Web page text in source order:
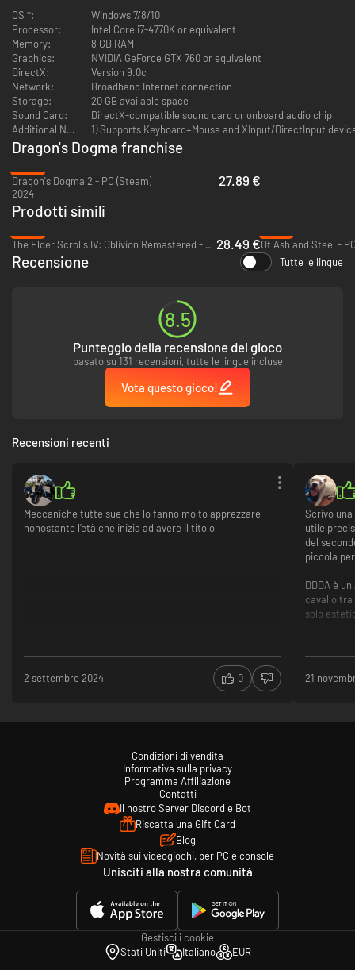
Maggiore supporto per controller
tradizionale con tastiera e mouse, il gioco supporta i controller
Steam, Xbox 360, Xbox One e altri gamepad basati su DirectInput,
come il controller wireless DUALSHOCK.
Nuovi obiettivi- 9 obiettivi nuovissimi per fan nuovi e veterani di
Dragon’s Dogma! Preparatevi a esplorare l'Isola di Nerabisso...
OS *:
Windows 7/8/10
Processor:
Intel Core i7-4770K or equivalent
Memory:
8 GB RAM
Graphics:
NVIDIA GeForce GTX 760 or equivalent
DirectX:
Version 9.0c
Network:
Broadband Internet connection
Storage:
20 GB available space
Sound Card:
DirectX-compatible sound card or onboard audio chip
Additional Notes:
1) Supports Keyboard+Mouse and XInput/DirectInput
Dragon's Dogma franchise
Dragon's Dogma 2 - PC (Steam)
2024
27.89 €
Prodotti simili
The Elder Scrolls IV: Oblivion Remastered - PC (Steam) 28.49 €Of Ash and Steel -
Recensione Tutte le lingue
8.5
Punteggio della recensione del gioco
basato su 131 recensioni, tutte le lingue incluse
Vota questo gioco!
Recensioni recenti
Meccaniche tutte sue che lo fanno molto apprezzare
nonostante l'età che inizia ad avere il titolo
2 settembre 2024 0
Scrivo
del
piccola
DDDA è
cavallo tra
solo
Mago ma
dare in
21
Condizioni di vendita
Informativa sulla privacy
Programma Affiliazione
Contatti
Il nostro Server Discord e Bot
Riscatta una Gift Card
Blog
Novità sui videogiochi, per PC e console
Unisciti alla nostra comunità
Gestisci i cookie
Stati Uniti
Italiano EUR